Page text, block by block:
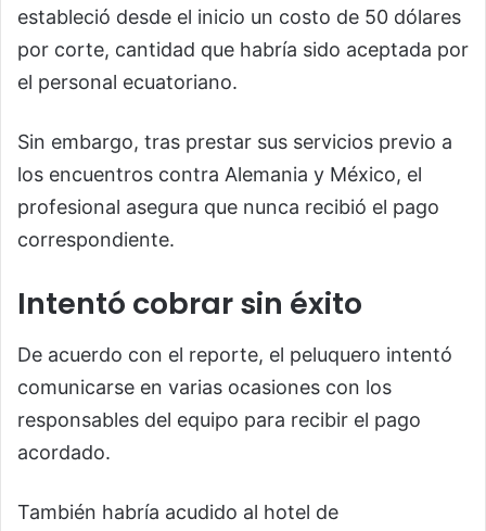
estableció desde el inicio un costo de 50 dólares
por corte, cantidad que habría sido aceptada por
el personal ecuatoriano.
Sin embargo, tras prestar sus servicios previo a
los encuentros contra Alemania y México, el
profesional asegura que nunca recibió el pago
correspondiente.
Intentó cobrar sin éxito
De acuerdo con el reporte, el peluquero intentó
comunicarse en varias ocasiones con los
responsables del equipo para recibir el pago
acordado.
También habría acudido al hotel de